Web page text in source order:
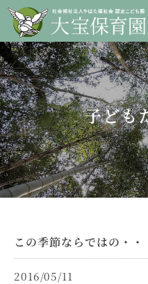
子ども
この季節ならではの・・
2016/05/11